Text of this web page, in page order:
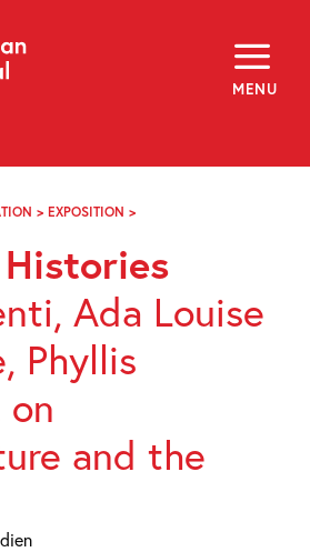
MENU
y
> EXPOSITION >
Ada Louise
Phyllis
and the